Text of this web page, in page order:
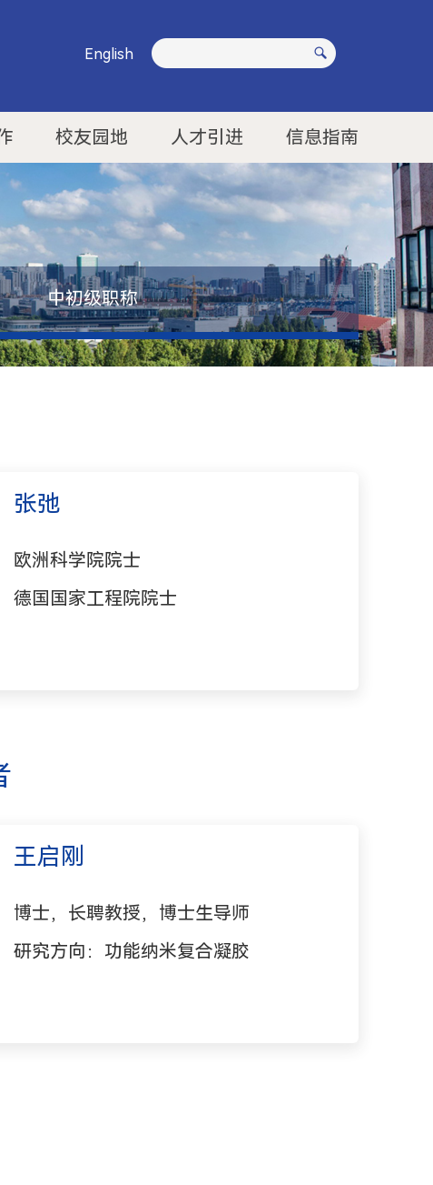
English
校友园地 人才引进 信息指南
中初级职称
张弛
欧洲科学院院士
德国国家工程院院士
王启刚
博士，长聘教授，博士生导师
研究方向：功能纳米复合凝胶